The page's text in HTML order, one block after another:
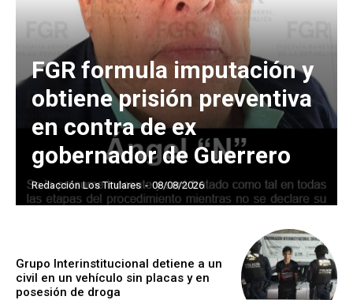
FGR formula imputación y
obtiene prisión preventiva
en contra de ex
gobernador de Guerrero
Redacción Los Titulares - 08/08/2026
Grupo Interinstitucional detiene a un
civil en un vehículo sin placas y en
posesión de droga